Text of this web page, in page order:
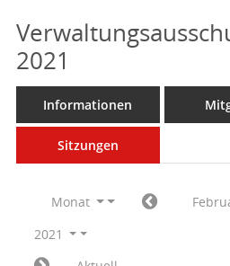
2021
Informationen
Sitzungen
Monat
2021